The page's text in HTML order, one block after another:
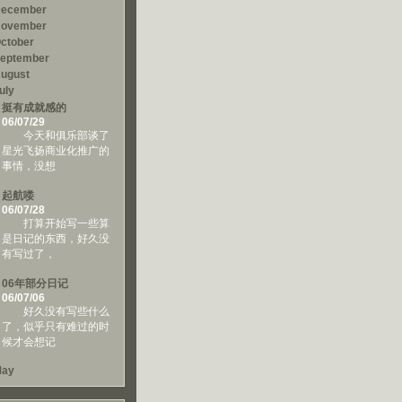
挺有成就感的
06/07/29
今天和俱乐部谈了
星光飞扬商业化推广的
事情，没想
起航喽
06/07/28
打算开始写一些算
是日记的东西，好久没
有写过了，
06年部分日记
06/07/06
好久没有写些什么
了，似乎只有难过的时
候才会想记